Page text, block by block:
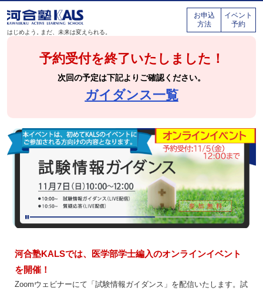
はじめよう。まだ、未来は変えられる。
お申込
方法
イベント
予約
予約受付を終了いたしました！
次回の予定は下記よりご確認ください。
ガイダンス一覧
河合塾KALSでは、医学部学士編入のオンラインイベント
を開催！
Zoomウェビナーにて「試験情報ガイダンス」を配信いたします。試